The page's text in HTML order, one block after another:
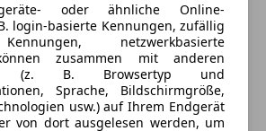
oder ähnliche Online-
login-basierte Kennungen, zufällig
netzwerkbasierte
zusammen mit anderen
(z. B. Browsertyp und
Sprache, Bildschirmgröße,
usw.) auf Ihrem Endgerät
von dort ausgelesen werden, um